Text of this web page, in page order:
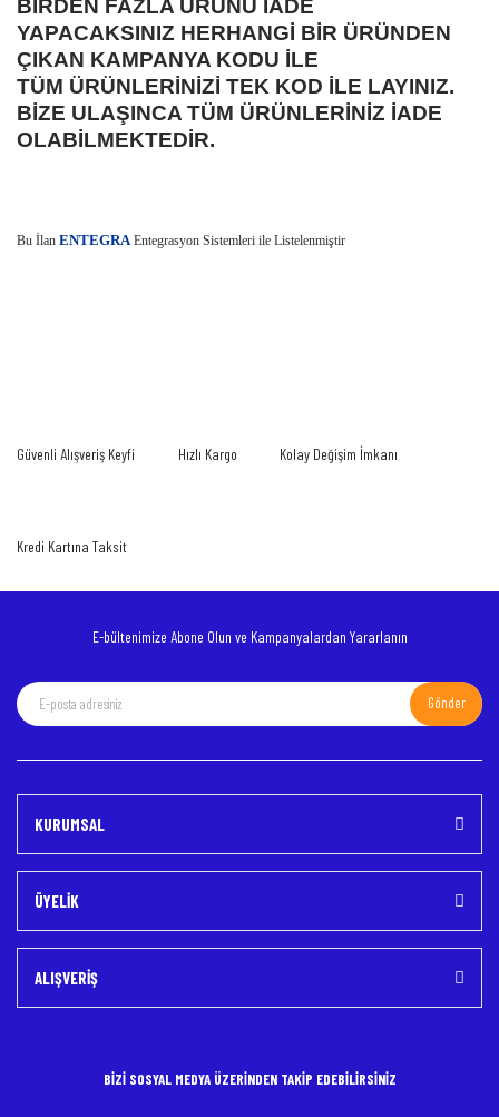
BİRDEN FAZLA ÜRÜNÜ İADE
YAPACAKSINIZ HERHANGİ BİR ÜRÜNDEN
ÇIKAN KAMPANYA KODU İLE
TÜM ÜRÜNLERİNİZİ TEK KOD İLE LAYINIZ.
BİZE ULAŞINCA TÜM ÜRÜNLERİNİZ İADE
OLABİLMEKTEDİR.
Bu İlan ENTEGRA Entegrasyon Sistemleri ile Listelenmiştir
Ürün açıklamasında eksik bilgiler bulunuyor.
Güvenli Alışveriş Keyfi Hızlı Kargo Kolay Değişim İmkanı
Kredi Kartına Taksit
E-bültenimize Abone Olun ve Kampanyalardan Yararlanın
Gönder
KURUMSAL
ÜYELİK
ALIŞVERİŞ
BİZİ SOSYAL MEDYA ÜZERİNDEN TAKİP EDEBİLİRSİNİZ